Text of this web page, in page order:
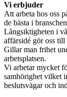
Vi erbjuder
Att arbeta hos oss
de bästa i
Långsiktigheten i
affärsidé gör oss till
Gillar man frihet
arbetsplatsen.
Vi arbetar mycket
samhörighet vilket
beslutsvägar och